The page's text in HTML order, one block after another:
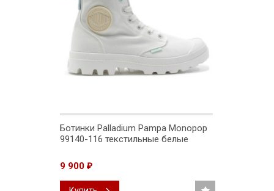
Ботинки Palladium Pampa Monopop
99140-116 текстильные белые
9 900 ₽